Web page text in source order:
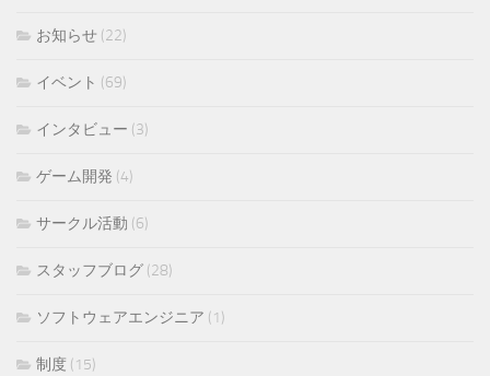
お知らせ (22)
イベント (69)
インタビュー (3)
ゲーム開発 (4)
サークル活動 (6)
スタッフブログ (28)
ソフトウェアエンジニア (1)
制度 (15)